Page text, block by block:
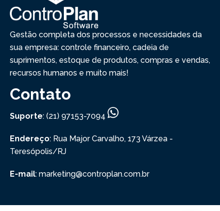
Gestão completa dos processos e necessidades da
sua empresa: controle financeiro, cadeia de
suprimentos, estoque de produtos, compras e vendas,
recursos humanos e muito mais!
Contato
Suporte: (21) 97153-7094
Endereço: Rua Major Carvalho, 173 Várzea -
Teresópolis/RJ
E-mail: marketing@controplan.com.br